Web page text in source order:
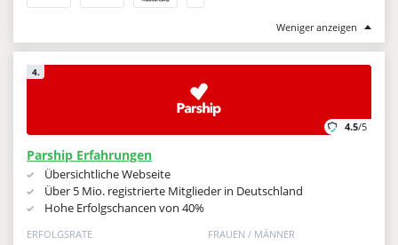
Weniger anzeigen
4.
4.5/5
Parship Erfahrungen
Übersichtliche Webseite
Über 5 Mio. registrierte Mitglieder in Deutschland
Hohe Erfolgschancen von 40%
ERFOLGSRATE FRAUEN / MÄNNER